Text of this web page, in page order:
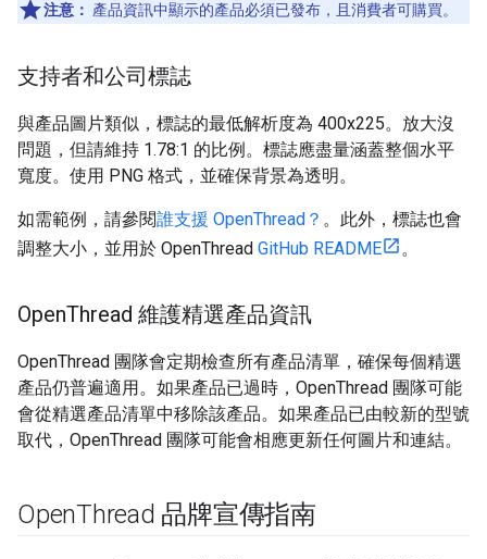
注意： 產品資訊中顯示的產品必須已發布，且消費者可購買。
支持者和公司標誌
與產品圖片類似，標誌的最低解析度為 400x225。放大沒
問題，但請維持 1.78:1 的比例。標誌應盡量涵蓋整個水平
寬度。使用 PNG 格式，並確保背景為透明。
如需範例，請參閱誰支援 OpenThread？ 。此外，標誌也會
調整大小，並用於 OpenThread GitHub README 。
OpenThread 維護精選產品資訊
OpenThread 團隊會定期檢查所有產品清單，確保每個精選
產品仍普遍適用。如果產品已過時，OpenThread 團隊可能
會從精選產品清單中移除該產品。如果產品已由較新的型號
取代，OpenThread 團隊可能會相應更新任何圖片和連結。
OpenThread 品牌宣傳指南